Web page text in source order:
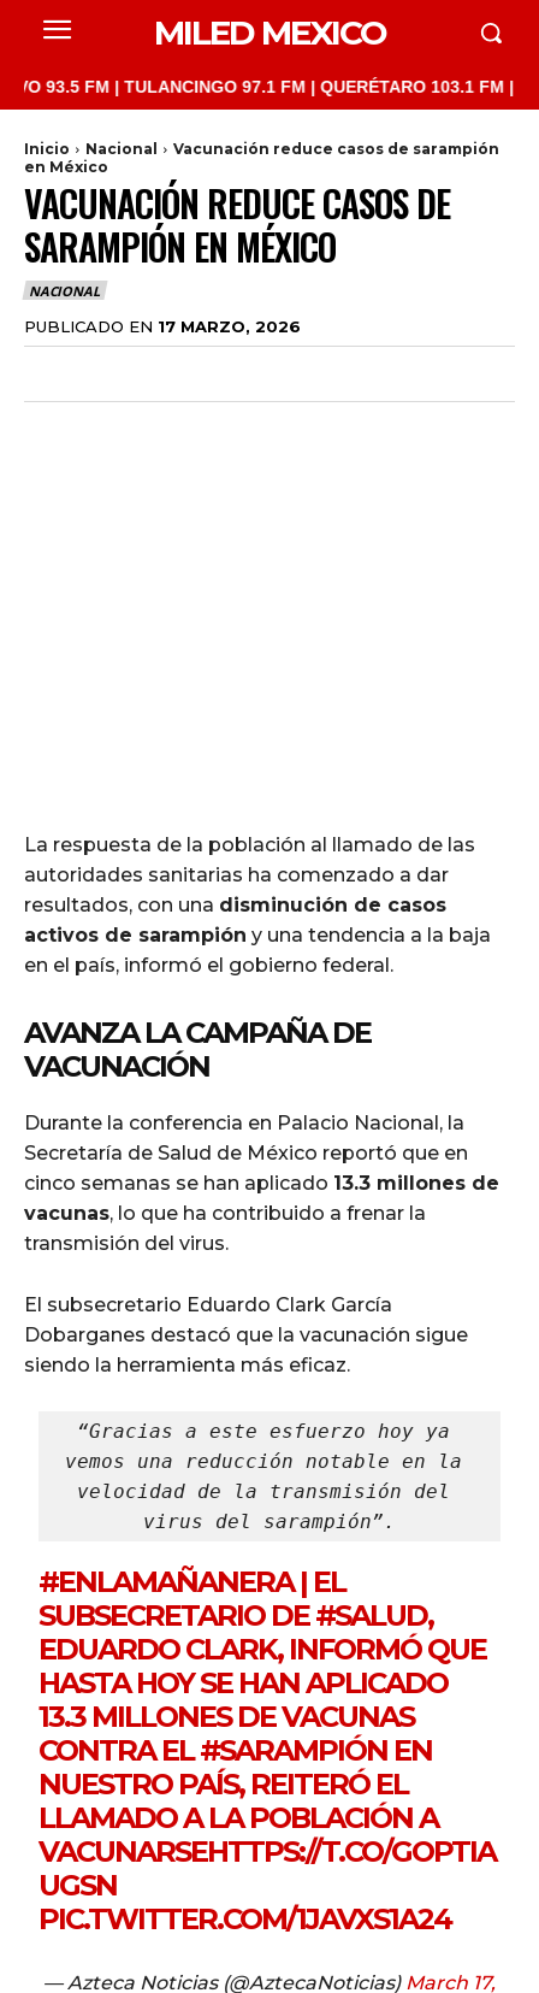
MILED MEXICO
FM | TULANCINGO 97.1 FM | QUERÉTARO 103.1 FM | SAN
Inicio Nacional
Vacunación reduce casos de sarampión
en México
VACUNACIÓN REDUCE CASOS DE
SARAMPIÓN EN MÉXICO
NACIONAL
PUBLICADO EN 17 MARZO, 2026
La respuesta de la población al llamado de las
autoridades sanitarias ha comenzado a dar
resultados, con una disminución de casos
activos de sarampión y una tendencia a la baja
en el país, informó el gobierno federal.
AVANZA LA CAMPAÑA DE
VACUNACIÓN
Durante la conferencia en Palacio Nacional, la
Secretaría de Salud de México reportó que en
cinco semanas se han aplicado 13.3 millones de
vacunas, lo que ha contribuido a frenar la
transmisión del virus.
El subsecretario Eduardo Clark García
Dobarganes destacó que la vacunación sigue
siendo la herramienta más eficaz.
“Gracias a este esfuerzo hoy ya
vemos una reducción notable en la
velocidad de la transmisión del
virus del sarampión”.
#ENLAMAÑANERA| EL
SUBSECRETARIO DE#SALUD,
EDUARDO CLARK, INFORMÓ QUE
HASTA HOY SE HAN APLICADO
13.3 MILLONES DE VACUNAS
CONTRA EL#SARAMPIÓN EN
NUESTRO PAÍS, REITERÓ EL
LLAMADO A LA POBLACIÓN A
VACUNARSEHTTPS://T.CO/GOPTIA
UGSN
PIC.TWITTER.COM/1JAVXS1A24
— Azteca Noticias (@AztecaNoticias) March 17,